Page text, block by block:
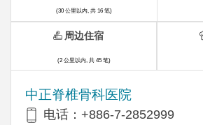
(30 公里以内, 共 16 笔)
中正脊椎骨科医院
电话：+886-7-2852999
周边住宿
(2 公里以内, 共 45 笔)